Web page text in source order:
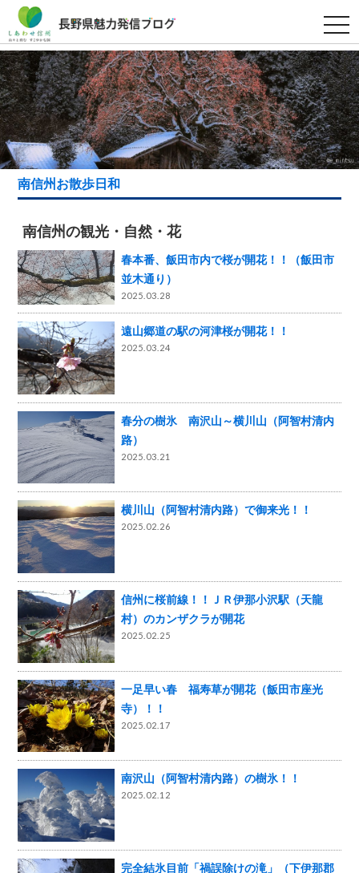
t
o
g
g
l
e
n
a
v
i
g
a
t
n
南信州お散歩日和
南信州の観光・自然・花
春本番、飯田市内で桜が開花！！（飯田市
並木通り）
2025.03.28
遠山郷道の駅の河津桜が開花！！
2025.03.24
春分の樹氷 南沢山～横川山（阿智村清内
路）
2025.03.21
横川山（阿智村清内路）で御来光！！
2025.02.26
信州に桜前線！！ＪＲ伊那小沢駅（天龍
村）のカンザクラが開花
2025.02.25
一足早い春 福寿草が開花（飯田市座光
寺）！！
2025.02.17
南沢山（阿智村清内路）の樹氷！！
2025.02.12
完全結氷目前「禍誤除けの滝」（下伊那郡